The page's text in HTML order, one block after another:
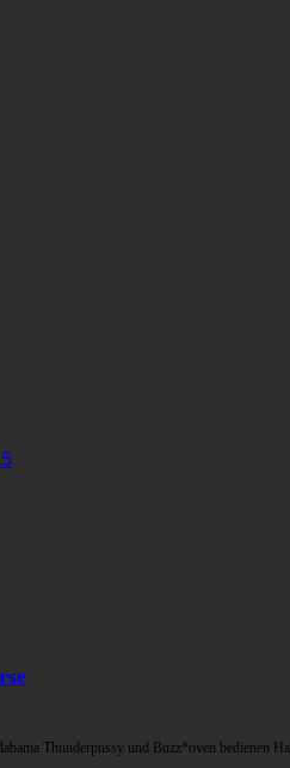
Thunderpussy und Buzz*oven bedienen